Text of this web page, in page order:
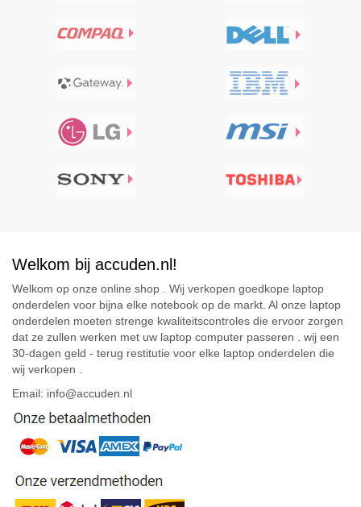
Welkom bij accuden.nl!
Welkom op onze online shop . Wij verkopen goedkope laptop
onderdelen voor bijna elke notebook op de markt. Al onze laptop
onderdelen moeten strenge kwaliteitscontroles die ervoor zorgen
dat ze zullen werken met uw laptop computer passeren . wij een
30-dagen geld - terug restitutie voor elke laptop onderdelen die
wij verkopen .
Email: info@accuden.nl